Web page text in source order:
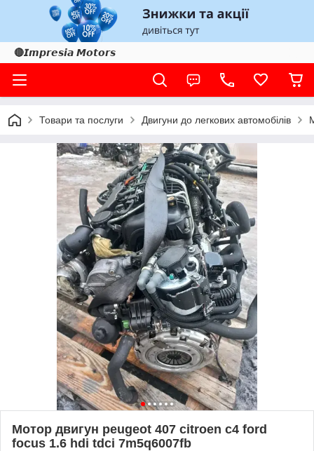
🔴𝙄𝙢𝙥𝙧𝙚𝙨𝙞𝙖 𝙈𝙤𝙩𝙤𝙧𝙨
Товари та послуги Двигуни до легкових автомобілів
Мотор двигун peugeot 407 citroen c4 ford
focus 1.6 hdi tdci 7m5q6007fb